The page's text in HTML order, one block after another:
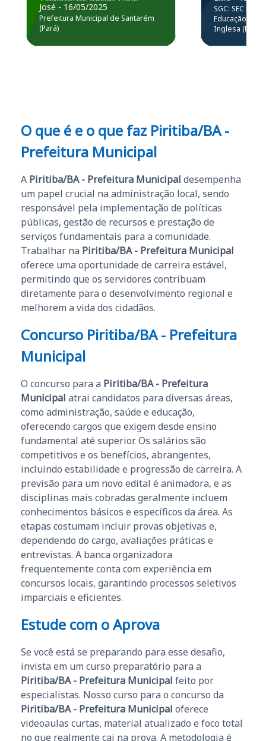
estou atuando na
Prefeitura de Santarém.
José - 16/05/2025
Prefeitura Municipal de Santarém
(Pará)
prática
resolução
questões.”
SGC: SEC BA
Educação
Inglesa (Edital
O que é e o que faz Piritiba/BA -
Prefeitura Municipal
A Piritiba/BA - Prefeitura Municipal desempenha
um papel crucial na administração local, sendo
responsável pela implementação de políticas
públicas, gestão de recursos e prestação de
serviços fundamentais para a comunidade.
Trabalhar na Piritiba/BA - Prefeitura Municipal
oferece uma oportunidade de carreira estável,
permitindo que os servidores contribuam
diretamente para o desenvolvimento regional e
melhorem a vida dos cidadãos.
Concurso Piritiba/BA - Prefeitura
Municipal
O concurso para a Piritiba/BA - Prefeitura
Municipal atrai candidatos para diversas áreas,
como administração, saúde e educação,
oferecendo cargos que exigem desde ensino
fundamental até superior. Os salários são
competitivos e os benefícios, abrangentes,
incluindo estabilidade e progressão de carreira. A
previsão para um novo edital é animadora, e as
disciplinas mais cobradas geralmente incluem
conhecimentos básicos e específicos da área. As
etapas costumam incluir provas objetivas e,
dependendo do cargo, avaliações práticas e
entrevistas. A banca organizadora
frequentemente conta com experiência em
concursos locais, garantindo processos seletivos
imparciais e eficientes.
Estude com o Aprova
Se você está se preparando para esse desafio,
invista em um curso preparatório para a
Piritiba/BA - Prefeitura Municipal feito por
especialistas. Nosso curso para o concurso da
Piritiba/BA - Prefeitura Municipal oferece
videoaulas curtas, material atualizado e foco total
no que realmente cai na prova. A metodologia é